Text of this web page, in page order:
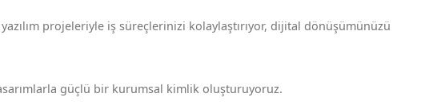
projeleriyle iş süreçlerinizi kolaylaştırıyor, dijital dönüşümünüzü
güçlü bir kurumsal kimlik oluşturuyoruz.